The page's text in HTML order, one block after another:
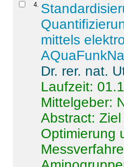
4
mittels
Dr. rer. nat.
Laufzeit:
Mittelgeber:
Abstract:
Optimierung